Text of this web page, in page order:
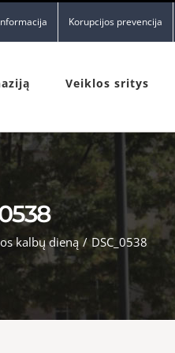
Korupcijos prevencija
Veiklos sritys
kalbų dieną / DSC_0538